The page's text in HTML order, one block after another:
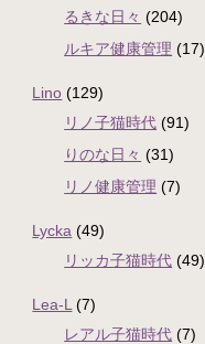
るきな日々 (204)
ルキア健康管理 (17)
Lino (129)
リノ子猫時代 (91)
りのな日々 (31)
リノ健康管理 (7)
Lycka (49)
リッカ子猫時代 (49)
Lea-L (7)
レアル子猫時代 (7)